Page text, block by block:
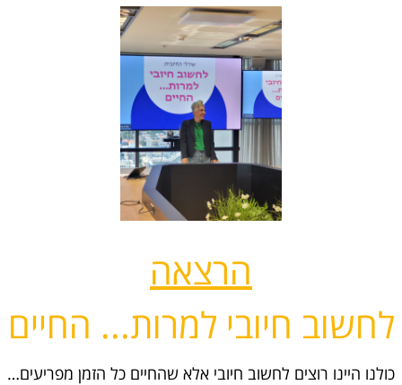
הרצאה
לחשוב חיובי למרות... החיים
כולנו היינו רוצים לחשוב חיובי אלא שהחיים כל הזמן מפריעים…